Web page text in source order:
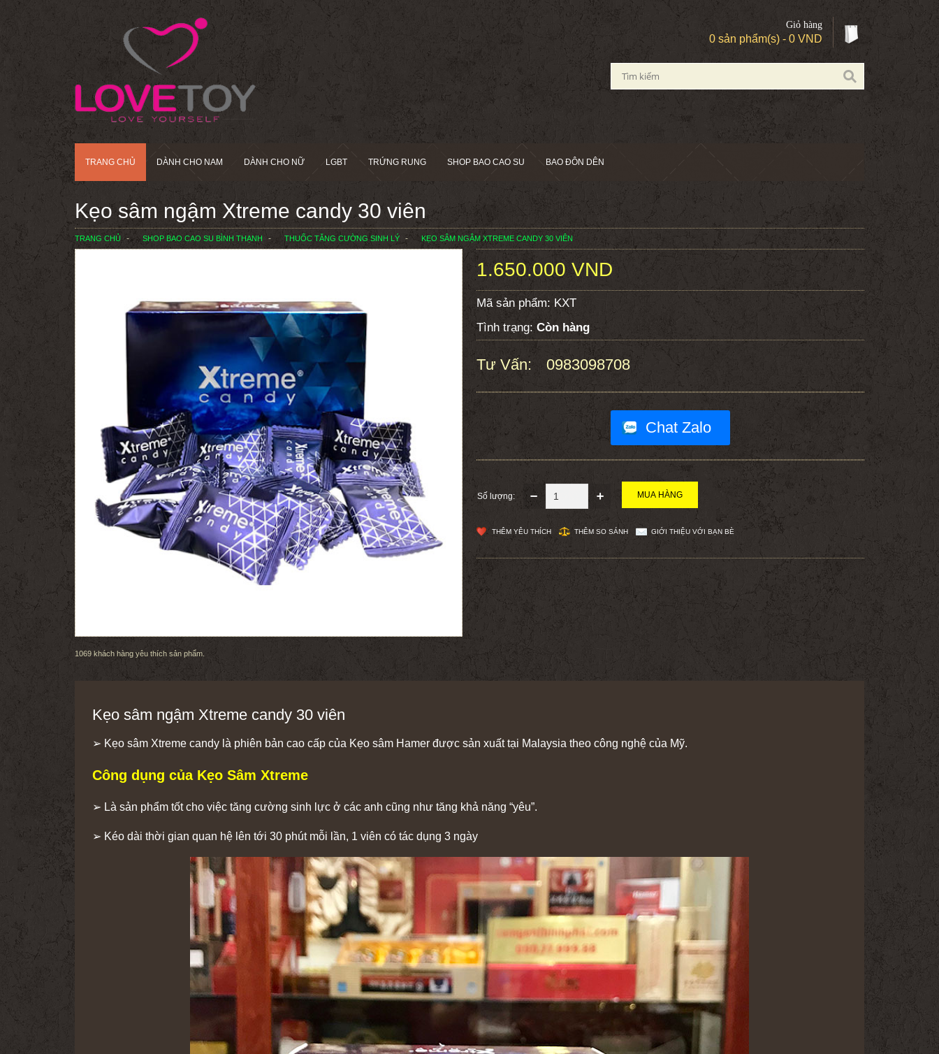
Giỏ hàng
0 sản phẩm(s) - 0 VND
TRANG CHỦ DÀNH CHO NAM DÀNH CHO NỮ LGBT TRỨNG RUNG SHOP BAO CAO SU BAO ĐÔN DÊN
Kẹo sâm ngậm Xtreme candy 30 viên
TRANG CHỦ SHOP BAO CAO SU BÌNH THẠNH THUỐC TĂNG CƯỜNG SINH LÝ KẸO SÂM NGẬM XTREME CANDY 30 VIÊN
1069 khách hàng yêu thích sản phẩm.
1.650.000 VND
Mã sản phẩm: KXT
Tình trạng: Còn hàng
Tư Vấn: 0983098708
Chat Zalo
Số lượng:
THÊM YÊU THÍCH THÊM SO SÁNH GIỚI THIỆU VỚI BẠN BÈ
Kẹo sâm ngậm Xtreme candy 30 viên
➢ Kẹo sâm Xtreme candy là phiên bản cao cấp của Kẹo sâm Hamer được sản xuất tại Malaysia theo công nghệ của Mỹ.
Công dụng của Kẹo Sâm Xtreme
➢ Là sản phẩm tốt cho việc tăng cường sinh lực ở các anh cũng như tăng khả năng “yêu”.
➢ Kéo dài thời gian quan hệ lên tới 30 phút mỗi lần, 1 viên có tác dụng 3 ngày